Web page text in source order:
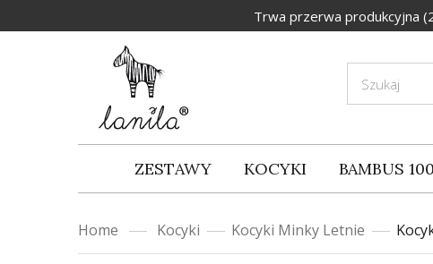
Trwa przerwa produkcyjna
ZESTAWY KOCYKI BAMBUS
Home Kocyki Kocyki Minky Letnie